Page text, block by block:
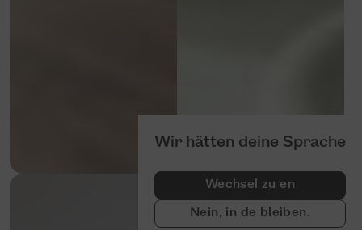
Wir hätten deine Sprache
Wechsel zu en
Nein, in de bleiben.